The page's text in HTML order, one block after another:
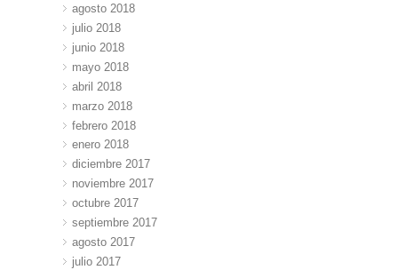
agosto 2018
julio 2018
junio 2018
mayo 2018
abril 2018
marzo 2018
febrero 2018
enero 2018
diciembre 2017
noviembre 2017
octubre 2017
septiembre 2017
agosto 2017
julio 2017